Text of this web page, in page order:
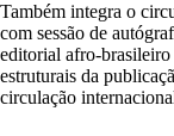
Também integra o
com sessão de
editorial afro-brasileiro
estruturais da
circulação